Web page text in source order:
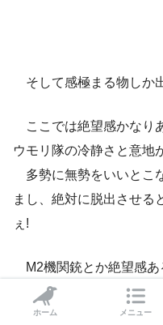
そして感極まる物しか
ここでは絶望感かなり
ウモリ隊の冷静さと意地
多勢に無勢をいいとこ
まし、絶対に脱出させる
ぇ!
M2機関銃とか絶望感あ
死なないのがまたコウモ
しいんですよ。
ホーム メニュー